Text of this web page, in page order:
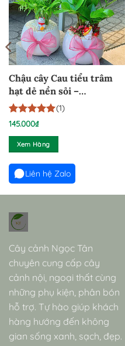
Chậu cây Cau tiểu trâm
hạt dẻ nền sỏi –
CTTHD290924
5trên 5
1
đánh giá
(1)
145.000₫
Xem Hàng
Liên hệ Zalo
Cây cảnh Ngọc Tân
chuyên cung cấp cây
cảnh nội, ngoại thất cùng
những phụ kiện, phân bón
hỗ trợ. Tự hào giúp khách
hàng hướng đến không
gian sống xanh, sạch, đẹp.